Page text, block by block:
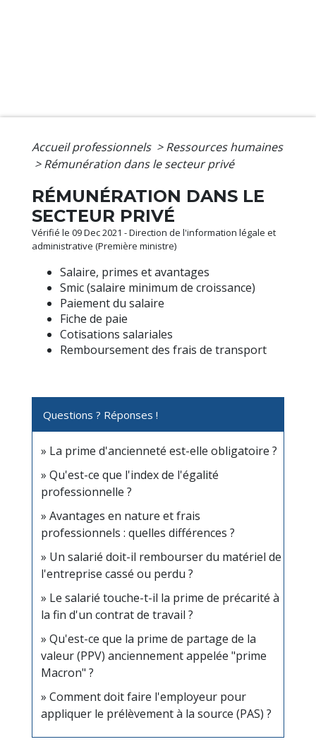
Accueil professionnels > Ressources humaines
> Rémunération dans le secteur privé
RÉMUNÉRATION DANS LE
SECTEUR PRIVÉ
Vérifié le 09 Dec 2021 - Direction de l'information légale et
administrative (Première ministre)
Salaire, primes et avantages
Smic (salaire minimum de croissance)
Paiement du salaire
Fiche de paie
Cotisations salariales
Remboursement des frais de transport
Questions ? Réponses !
La prime d'ancienneté est-elle obligatoire ?
Qu'est-ce que l'index de l'égalité
professionnelle ?
Avantages en nature et frais
professionnels : quelles différences ?
Un salarié doit-il rembourser du matériel de
l'entreprise cassé ou perdu ?
Le salarié touche-t-il la prime de précarité à
la fin d'un contrat de travail ?
Qu'est-ce que la prime de partage de la
valeur (PPV) anciennement appelée "prime
Macron" ?
Comment doit faire l'employeur pour
appliquer le prélèvement à la source (PAS) ?